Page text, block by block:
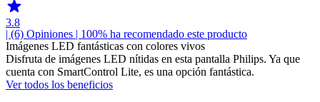
3.8
| (6) Opiniones | 100% ha recomendado este producto
Imágenes LED fantásticas con colores vivos
Disfruta de imágenes LED nítidas en esta pantalla Philips. Ya que
cuenta con SmartControl Lite, es una opción fantástica.
Ver todos los beneficios